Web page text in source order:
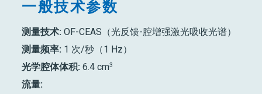
一般技术参数
测量技术: OF-CEAS（光反馈-腔增强激光吸收光谱）
测量频率: 1 次/秒（1 Hz）
光学腔体体积: 6.4 cm3
流量: